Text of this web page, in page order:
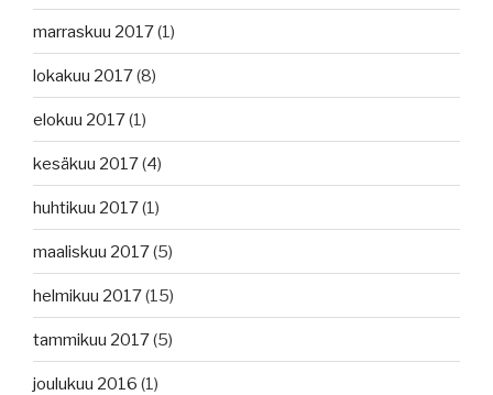
marraskuu 2017(1)
lokakuu 2017(8)
elokuu 2017(1)
kesäkuu 2017(4)
huhtikuu 2017(1)
maaliskuu 2017(5)
helmikuu 2017(15)
tammikuu 2017(5)
joulukuu 2016 (1)